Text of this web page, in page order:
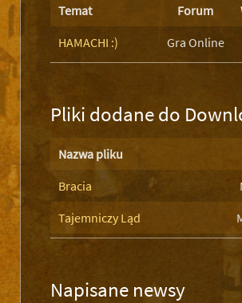
Temat Forum
HAMACHI :)
Gra Online
Pliki dodane do
Nazwa pliku
Bracia
Tajemniczy Ląd
Napisane newsy